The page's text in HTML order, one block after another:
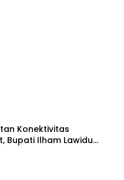
Konektivitas
Bupati Ilham Lawidu
Pembangunan